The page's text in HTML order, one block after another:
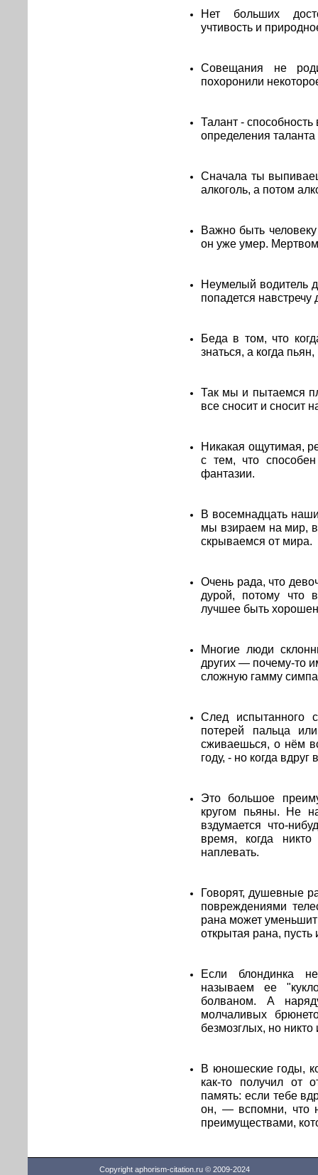
Нет больших
учтивость и
Совещания не
похоронили
Талант - способность
определения таланта
Сначала ты
алкоголь, а потом
Важно быть
он уже умер.
Неумелый водитель
попадется
Беда в том, что
знаться, а когда
Так мы и пытаемся
все сносит и сносит
Никакая ощутимая,
с тем, что
фантазии.
В восемнадцать
мы взираем на мир,
скрываемся от мира.
Очень рада, что
дурой, потому
лучшее быть
Многие люди
других — почему-то
сложную гамму
След испытанного
потерей пальца
сживаешься, о нём
году, - но когда
Это большое
кругом пьяны. Не
вздумается что-
время, когда
наплевать.
Говорят, душевные
повреждениями
рана может
открытая рана,
Если блондинка
называем ее
болваном. А
молчаливых
безмозглых, но никто
В юношеские годы,
как-то получил от
память: если тебе
он, — вспомни, что
преимуществами,
Copyright aphorism-citation.ru © 2009-2024